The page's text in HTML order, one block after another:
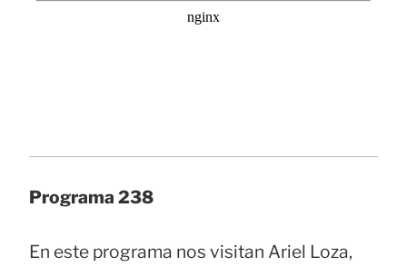
Programa 238
En este programa nos visitan Ariel Loza,